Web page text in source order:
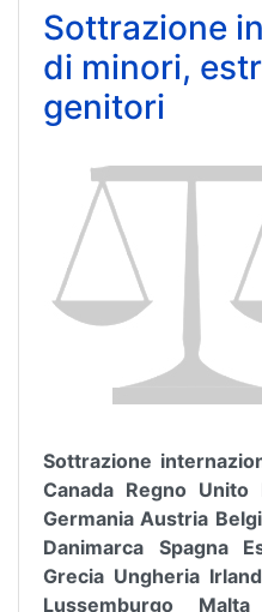
Sottrazione
di minori,
genitori
Sottrazione
Canada Regno
Germania Austria
Danimarca Spagna
Grecia Ungheria
Lussemburgo